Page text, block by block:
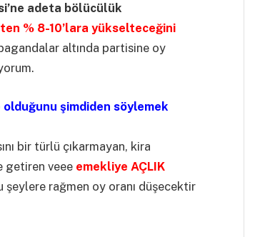
adeta bölücülük
% 8-10’lara yükselteceğini
altında partisine oy
olduğunu şimdiden söylemek
bir türlü çıkarmayan, kira
getiren veee emekliye AÇLIK
şeylere rağmen oy oranı düşecektir